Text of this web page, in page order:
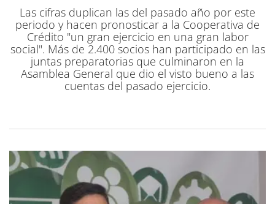
Las cifras duplican las del pasado año por este
periodo y hacen pronosticar a la Cooperativa de
Crédito "un gran ejercicio en una gran labor
social". Más de 2.400 socios han participado en las
juntas preparatorias que culminaron en la
Asamblea General que dio el visto bueno a las
cuentas del pasado ejercicio.